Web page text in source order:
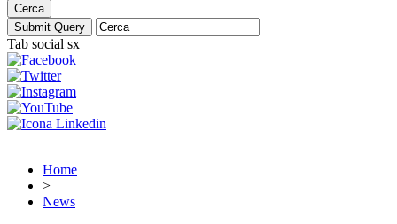
Cerca
Tab social sx
Home
>
News